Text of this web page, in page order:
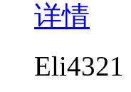
详情
Eli4321